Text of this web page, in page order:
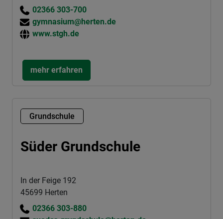
02366 303-700
gymnasium@herten.de
www.stgh.de
mehr erfahren
Grundschule
Süder Grundschule
In der Feige 192
45699 Herten
02366 303-880